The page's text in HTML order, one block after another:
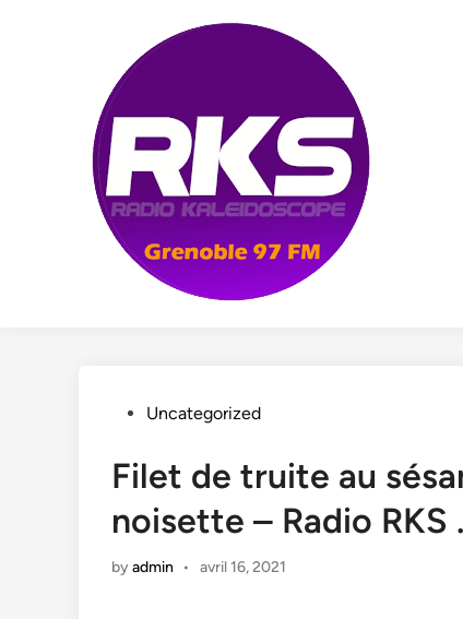
PostedUncategorized
Filet de truite au
noisette – Radio
byadmin • avril 16, 2021